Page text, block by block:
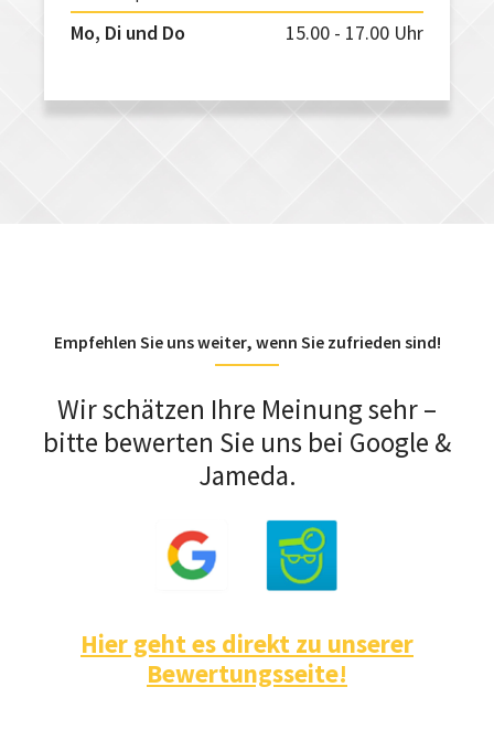
Mo, Di und Do
15.00 - 17.00 Uhr
Empfehlen Sie uns weiter, wenn Sie zufrieden sind!
Wir schätzen Ihre Meinung sehr –
bitte bewerten Sie uns bei Google &
Jameda.
Hier geht es direkt zu unserer
Bewertungsseite!